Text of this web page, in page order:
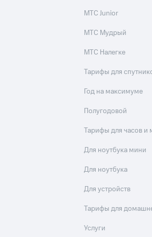
МТС Junior
МТС Мудрый
МТС Налегке
Тарифы для
Год на максимуме
Полугодовой
Тарифы для часов и
Для ноутбука мини
Для ноутбука
Для устройств
Тарифы для
Услуги